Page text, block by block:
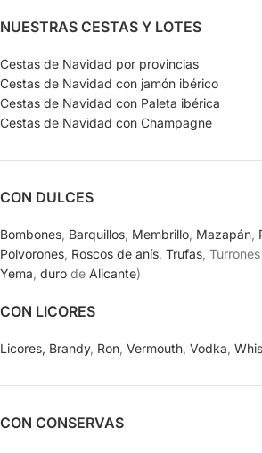
NUESTRAS CESTAS Y LOTES
Cestas de Navidad por provincias
Cestas de Navidad con jamón ibérico
Cestas de Navidad con Paleta ibérica
Cestas de Navidad con Champagne
CON DULCES
Bombones Barquillos Membrillo Mazapán
Polvorones Roscos de anís Trufas ,
Yema duro de Alicante)
CON LICORES
Licores, Brandy, Ron Vermouth Vodka
CON CONSERVAS